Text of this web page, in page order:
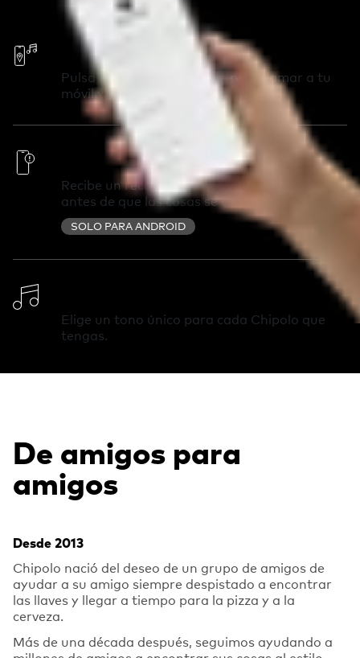
Llama tu móvil
Pulsa dos veces tu Chipolo para llamar a tu
móvil y encontrarlo en segundos.
Alertas fuera de alcance
Recibe un recordatorio si dejas algo atrás
antes de que las cosas se compliquen.
SOLO PARA ANDROID
Elige un tono único para cada Chipolo que
tengas.
De amigos para
amigos
Desde 2013
Chipolo nació del deseo de un grupo de amigos de
ayudar a su amigo siempre despistado a encontrar
las llaves y llegar a tiempo para la pizza y a la
cerveza.
Más de una década después, seguimos ayudando a